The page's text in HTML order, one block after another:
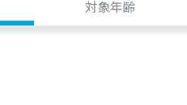
対象年齢